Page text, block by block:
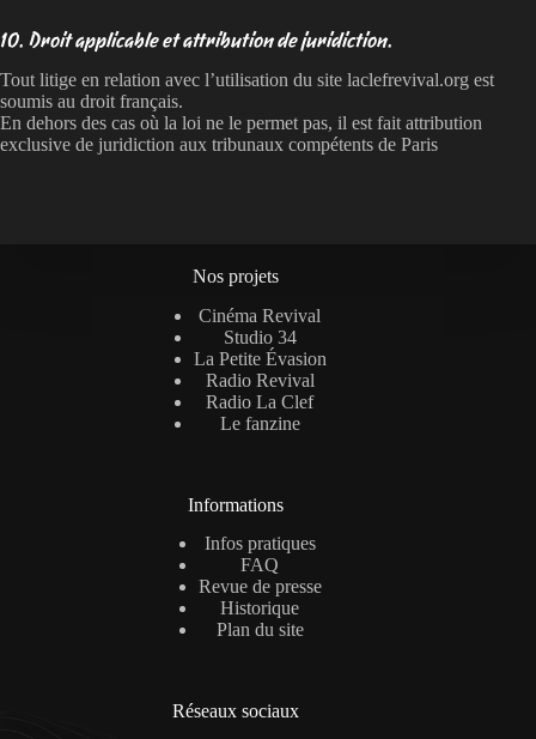
10. Droit applicable et attribution de juridiction.
Tout litige en relation avec l’utilisation du site laclefrevival.org est
soumis au droit français.
En dehors des cas où la loi ne le permet pas, il est fait attribution
exclusive de juridiction aux tribunaux compétents de Paris
Nos projets
Cinéma Revival
Studio 34
La Petite Évasion
Radio Revival
Radio La Clef
Le fanzine
Informations
Infos pratiques
FAQ
Revue de presse
Historique
Plan du site
Réseaux sociaux